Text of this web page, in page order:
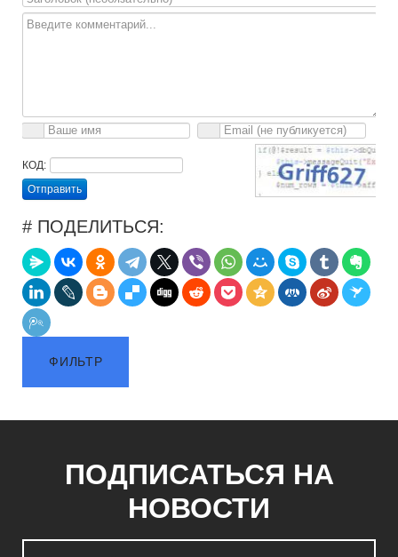
КОД:
Отправить
# ПОДЕЛИТЬСЯ:
ФИЛЬТР
ПОДПИСАТЬСЯ НА
НОВОСТИ